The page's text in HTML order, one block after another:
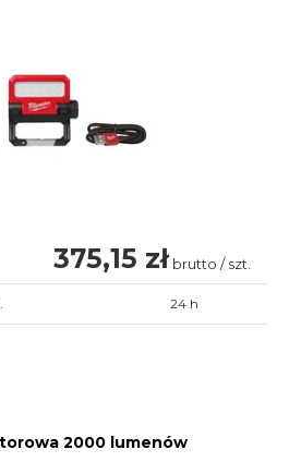
375,15 zł brutto / szt.
. 24 h
2000 lumenów